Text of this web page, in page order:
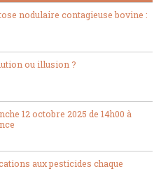
nodulaire contagieuse bovine :
ou illusion ?
12 octobre 2025 de 14h00 à
aux pesticides chaque